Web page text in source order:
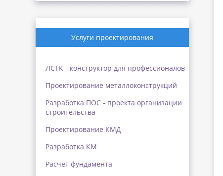
Услуги проектирования
ЛСТК - конструктор для профессионалов
Проектирование металлоконструкций
Разработка ПОС - проекта организации
строительства
Проектирование КМД
Разработка КМ
Расчет фундамента